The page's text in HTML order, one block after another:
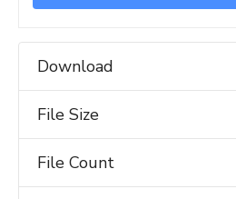
Download
File Size
File Count